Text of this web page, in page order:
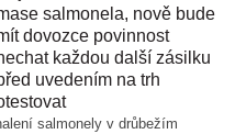
salmonela, nově bude
dovozce povinnost
každou další zásilku
uvedením na trh
salmonely v drůbežím